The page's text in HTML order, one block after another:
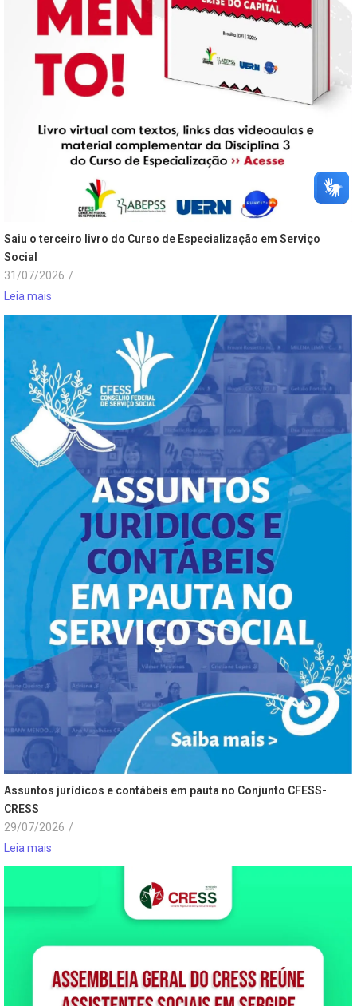
Saiu o terceiro livro do Curso de Especialização em Serviço
Social
31/07/2026 /
Leia mais
Assuntos jurídicos e contábeis em pauta no Conjunto CFESS-
CRESS
29/07/2026 /
Leia mais